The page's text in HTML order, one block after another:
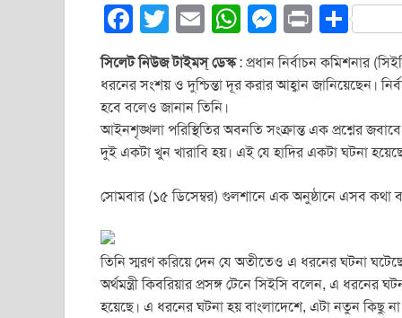
F
a
c
e
b
o
o
T
wi
tt
er
E
m
ail
W
h
at
A
p
p
M
e
ss
n
g
er
Pr
in
t
S
h
ar
সিলেট নিউজ টাইমস্ ডেস্ক: প্রধান নির্বাচন কমিশনার
ধরনের সংশয় ও দুশ্চিন্তা দূর করার আহ্বান জানিয়েছেন।
হবে বলেও জানান তিনি।
আইনশৃঙ্খলা পরিস্থিতির অবনতি সংক্রান্ত এক প্রশ্নের
দুই একটা খুন খারাবি হয়। এই যে হাদির একটা ঘটনা
সোমবার (১৫ ডিসেম্বর) গুলশানে এক অনুষ্ঠানে এসব কথা
তিনি স্মরণ করিয়ে দেন যে অতীতেও এ ধরনের ঘটনা
অর্থমন্ত্রী কিবরিয়ার প্রসঙ্গ টেনে সিইসি বলেন, এ
হয়েছে। এ ধরনের ঘটনা হয় বাংলাদেশে, এটা নতুন কিছু